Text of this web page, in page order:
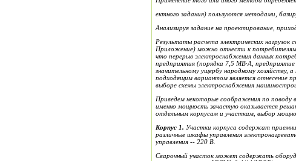
ектного задания) пользуются методами,
Анализируя задание на проектирование,
Результаты расчета электрических нагрузок
Приложение) можно отнести к потребителям
что перерыв электроснабжения данных
предприятия (порядка 7,5 МВ·А,
значительному ущербу народному хозяйству,
подходящим вариантом является отнесение
выборе схемы электроснабжения
Приведем некоторые соображения по поводу
именно мощность зачастую оказывается реша
отдельным корпусам и участкам, выбор
Корпус 1. Участки корпуса содержат
различные шкафы управления
управления -- 220 В.
Сварочный участок может содержать